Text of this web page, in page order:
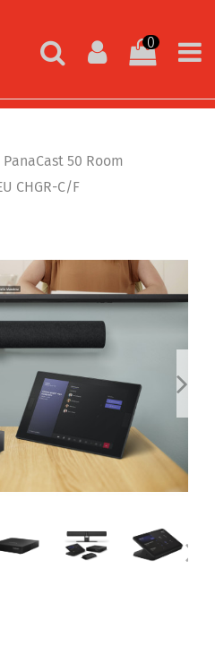
0
PanaCast 50 Room
CHGR-C/F